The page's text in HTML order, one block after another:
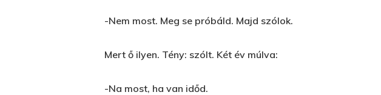
-Nem most. Meg se próbáld. Majd szólok.
Mert ő ilyen. Tény: szólt. Két év múlva:
-Na most, ha van időd.